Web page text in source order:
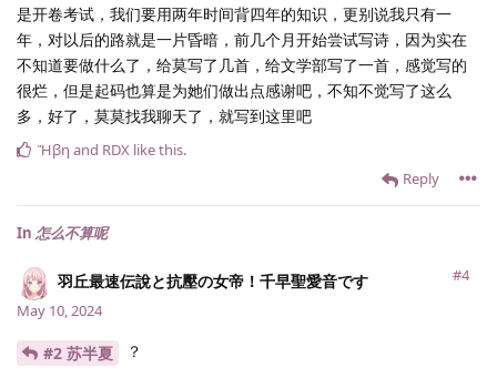
是开卷考试，我们要用两年时间背四年的知识，更别说我只有一
年，对以后的路就是一片昏暗，前几个月开始尝试写诗，因为实在
不知道要做什么了，给莫写了几首，给文学部写了一首，感觉写的
很烂，但是起码也算是为她们做出点感谢吧，不知不觉写了这么
多，好了，莫莫找我聊天了，就写到这里吧
Reply
Ἥβη and RDX like this.
In 怎么不算呢
羽丘最速伝說と抗壓の女帝！千早聖愛音です
#4
May 10, 2024
#2 苏半夏 ？